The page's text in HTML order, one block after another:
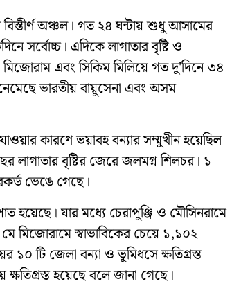
বিস্তীর্ণ অঞ্চল। গত ২৪ ঘন্টায় শুধু আসামের
সর্বোচ্চ। এদিকে লাগাতার বৃষ্টি ও
এবং সিকিম মিলিয়ে গত দু'দিনে ৩৪
ভারতীয় বায়ুসেনা এবং অসম
কারণে ভয়াবহ বন্যার সম্মুখীন হয়েছিল
বৃষ্টির জেরে জলমগ্ন শিলচর। ১
ভেঙে গেছে।
হয়েছে। যার মধ্যে চেরাপুঞ্জি ও মৌসিনরামে
মিজোরামে স্বাভাবিকের চেয়ে ১,১০২
১০ টি জেলা বন্যা ও ভূমিধসে ক্ষতিগ্রস্ত
হয়েছে বলে জানা গেছে।